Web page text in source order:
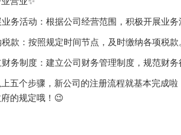
业务活动：根据公司经营范围，积极开展业务
税款：按照规定时间节点，及时缴纳各项税款
务制度：建立公司财务管理制度，规范财务
五个步骤，新公司的注册流程就基本完成
的规定哦！😉